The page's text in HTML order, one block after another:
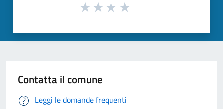
Contatta il comune
Leggi le domande frequenti